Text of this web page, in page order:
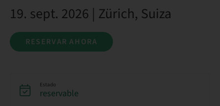
19. sept. 2026 | Zürich, Suiza
RESERVAR AHORA
Estado
reservable